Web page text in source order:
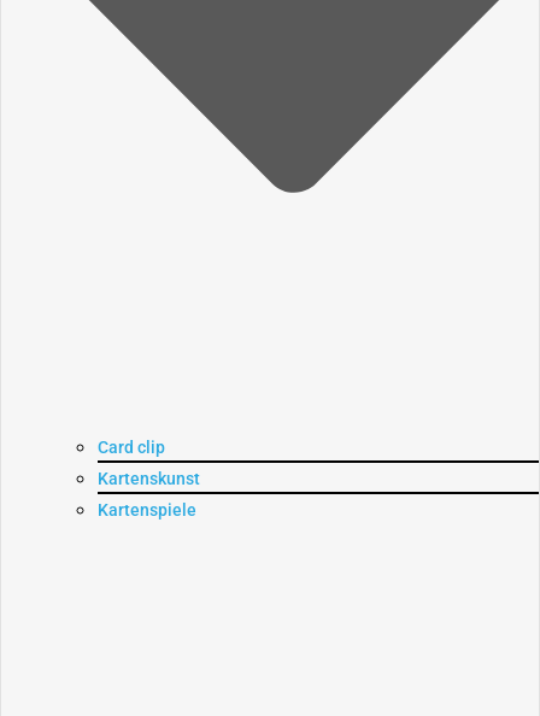
Card clip
Kartenskunst
Kartenspiele